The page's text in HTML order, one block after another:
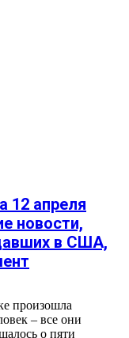
12 апреля
новости,
в США,
произошла
– все они
о пяти